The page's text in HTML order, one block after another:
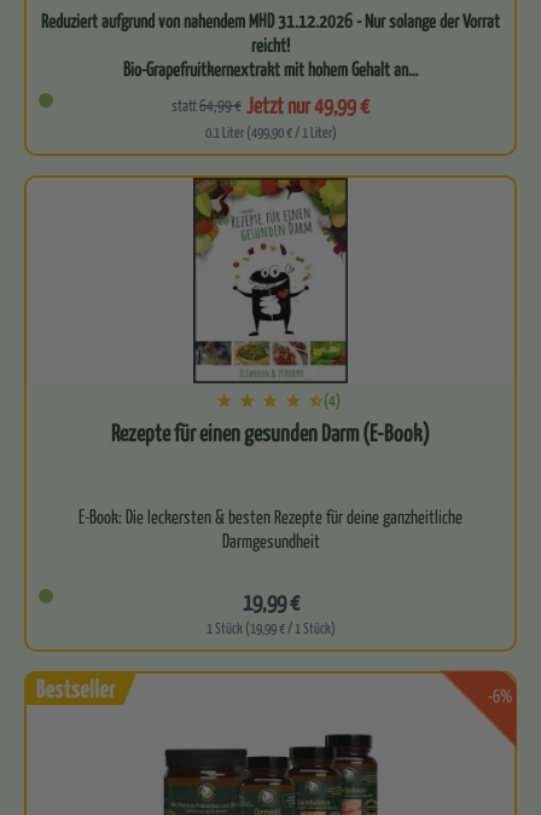
Reduziert aufgrund von nahendem MHD 31.12.2026 - Nur solange der Vorrat
reicht!
Bio-Grapefruitkernextrakt mit hohem Gehalt an…
statt64,99 € Jetzt nur 49,99 €
0.1 Liter (499,90 € / 1 Liter)
(4)
Rezepte für einen gesunden Darm (E-Book)
E-Book: Die leckersten & besten Rezepte für deine ganzheitliche
Darmgesundheit
19,99 €
1 Stück (19,99 € / 1 Stück)
-6%